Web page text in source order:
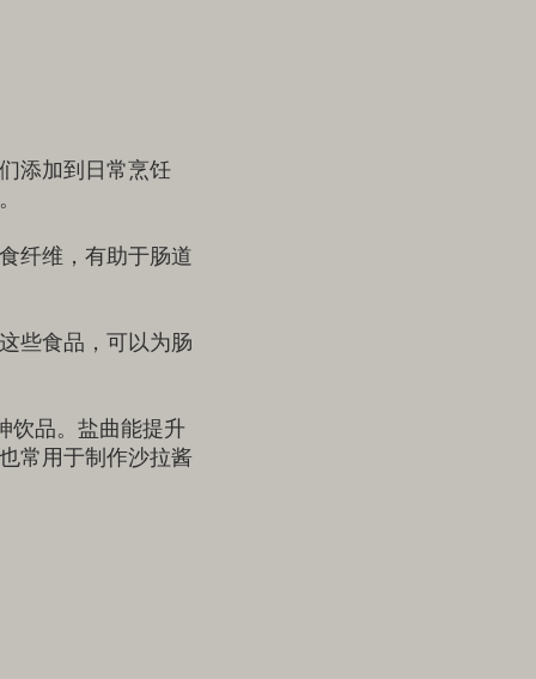
添加到日常烹饪
纤维，有助于肠道
些食品，可以为肠
饮品。盐曲能提升
常用于制作沙拉酱